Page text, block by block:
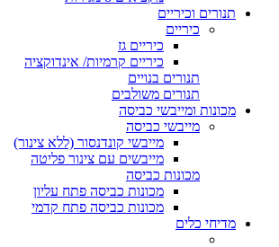
תנורים וכיריים
כיריים
כיריים גז
כיריים קרמיות/ אינדוקציה
תנורים בנויים
תנורים משולבים
מכונות ומייבשי כביסה
מייבשי כביסה
מייבשי קונדנסור (ללא צינור)
מייבשים עם צינור פליטה
מכונות כביסה
מכונות כביסה פתח עליון
מכונות כביסה פתח קדמי
מדיחי כלים